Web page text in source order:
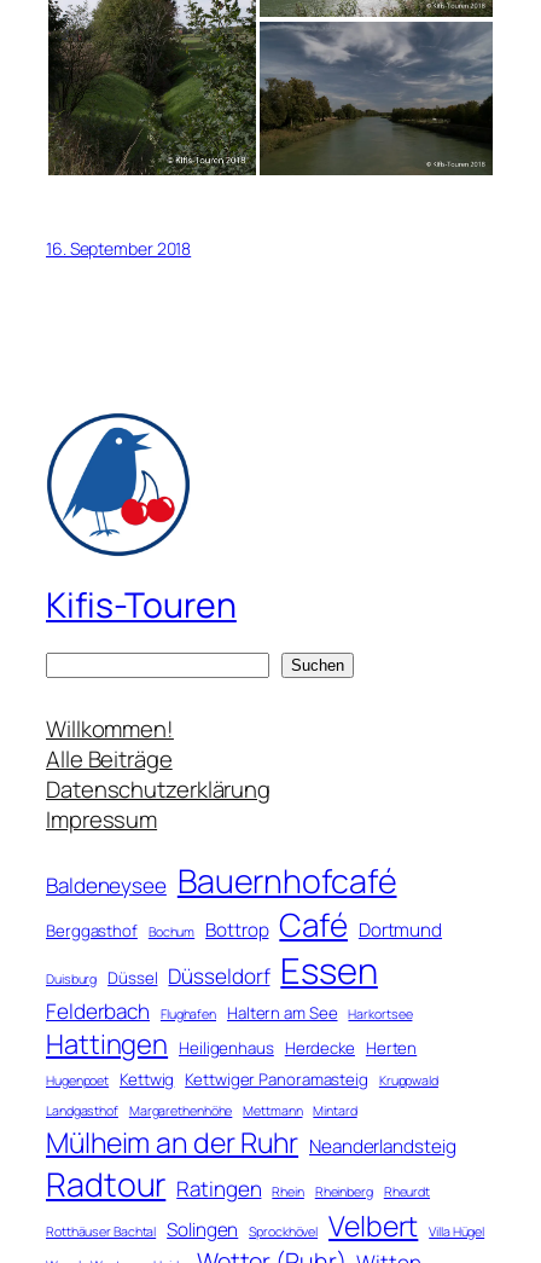
16. September 2018
Kifis-Touren
c
h
e
n
Suchen
Willkommen!
Alle Beiträge
Datenschutzerklärung
Impressum
Baldeneysee Bauernhofcafé
Berggasthof Bochum Bottrop Café Dortmund
Duisburg Düssel Düsseldorf Essen
Felderbach Flughafen Haltern am See Harkortsee
Hattingen Heiligenhaus Herdecke Herten
Hugenpoet Kettwig Kettwiger Panoramasteig
Kruppwald
Landgasthof
Margarethenhöhe Mettmann Mintard
Mülheim an der Ruhr Neanderlandsteig
Radtour Ratingen Rhein Rheinberg Rheurdt
Rotthäuser Bachtal Solingen Sprockhövel Velbert
Villa Hügel